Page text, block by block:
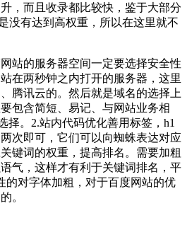
，而且收录都比较快，鉴于大部分
没有达到高权重，所以在这里就不
站的服务器空间一定要选择安全性
在两秒钟之内打开的服务器，这里
腾讯云的。然后就是域名的选择上
包含简短、易记、与网站业务相
择。2.站内代码优化善用标签，h1
次即可，它们可以向蜘蛛表达对应
键词的权重，提高排名。需要加粗
气，这样才有利于关键词排名，平
的对字体加粗，对于百度网站的优
。